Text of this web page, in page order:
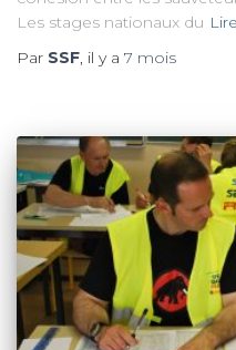
Les stages nationaux du
Par SSF, il y a 7 mois